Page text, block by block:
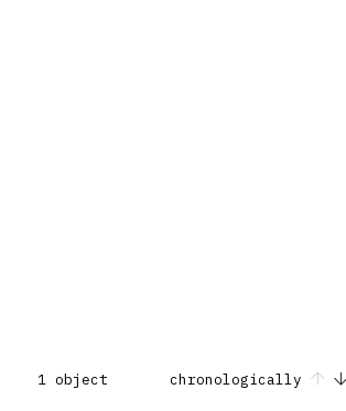
1 object chronologically